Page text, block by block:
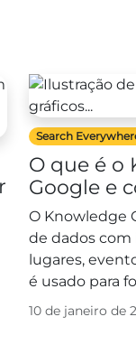
Search
O que é o
Google e
melhorar
O Knowledge
de dados com
lugares,
é usado para
relevantes e...
10 de janeiro de